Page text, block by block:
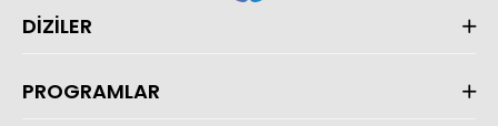
DİZİLER
PROGRAMLAR